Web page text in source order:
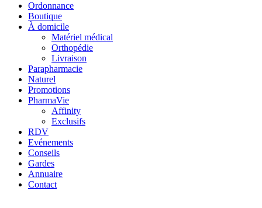
Ordonnance
Boutique
À domicile
Matériel médical
Orthopédie
Livraison
Parapharmacie
Naturel
Promotions
PharmaVie
Affinity
Exclusifs
RDV
Evénements
Conseils
Gardes
Annuaire
Contact